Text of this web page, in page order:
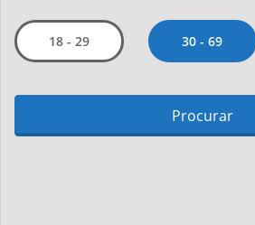
18 - 29 30 - 69
Procurar